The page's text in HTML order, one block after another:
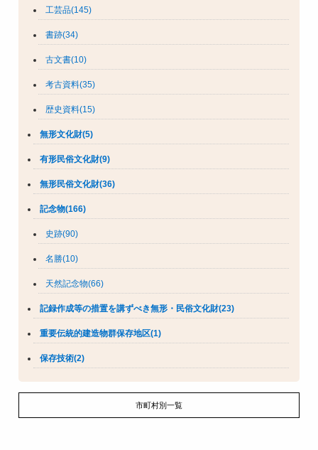
工芸品(145)
書跡(34)
古文書(10)
考古資料(35)
歴史資料(15)
無形文化財(5)
有形民俗文化財(9)
無形民俗文化財(36)
記念物(166)
史跡(90)
名勝(10)
天然記念物(66)
記録作成等の措置を講ずべき無形・民俗文化財(23)
重要伝統的建造物群保存地区(1)
保存技術(2)
市町村別一覧